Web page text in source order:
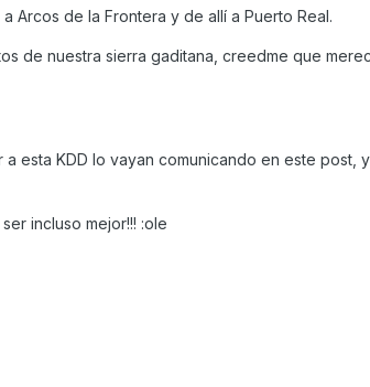
Arcos de la Frontera y de allí a Puerto Real.
de nuestra sierra gaditana, creedme que
esta KDD lo vayan comunicando en este post,
incluso mejor!!! :ole